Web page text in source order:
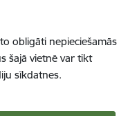
obligāti nepieciešamās
šajā vietnē var tikt
sīkdatnes.